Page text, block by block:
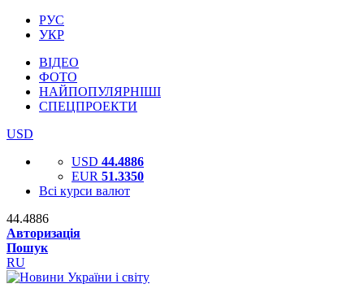
РУС
УКР
ВІДЕО
ФОТО
НАЙПОПУЛЯРНІШІ
СПЕЦПРОЕКТИ
USD
USD 44.4886
EUR 51.3350
Всі курси валют
44.4886
Авторизація
Пошук
RU